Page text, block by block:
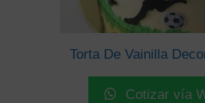
Torta De Vainilla
Cotizar vía